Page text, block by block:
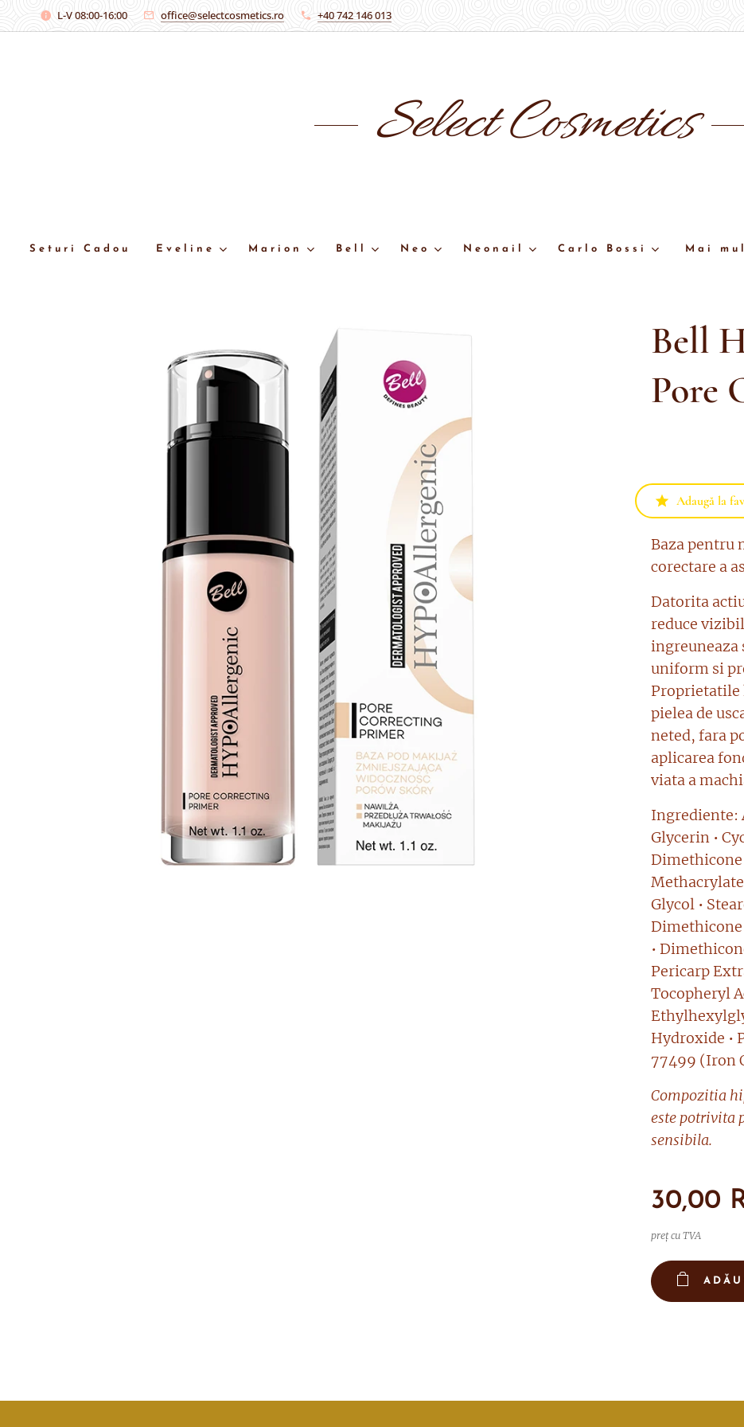
L-V 08:00-16:00 office@selectcosmetics.ro +40 742 146 013
Select Cosmetics
Seturi Cadou Eveline Marion Bell Neo Neonail Carlo Bossi Mai
Bell
Pore
Adaugă la
Baza pentru
corectare a
Datorita
reduce
ingreuneaza
uniform si
Proprietatile
pielea de
neted, fara
aplicarea
viata a
Ingrediente:
Glycerin •
Glycol •
•
Pericarp
Tocopheryl
Hydroxide •
77499 (Iron
Compozitia
este potrivita
sensibila.
30,00
preț cu TVA